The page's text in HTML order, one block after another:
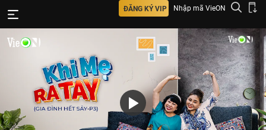
ĐĂNG KÝ VIP Nhập mã VieON